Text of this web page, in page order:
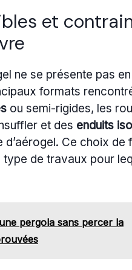
et
ne se présente pas
formats
ou semi-rigides, les
et des enduits
Ce choix de
de travaux pour
pergola sans percer la